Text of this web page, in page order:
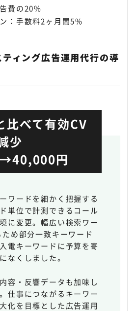
費の20%
：手数料2ヶ月間5%
ィング広告運用代行の導
比べて有効CV
少
円
ワードを細かく把握する
単位で計測できるコール
に変更。幅広い検索ワー
め部分一致キーワード
電キーワードに予算を寄
なくしました。
容・反響データも加味し
仕事につながるキーワー
化を目標とした広告運用